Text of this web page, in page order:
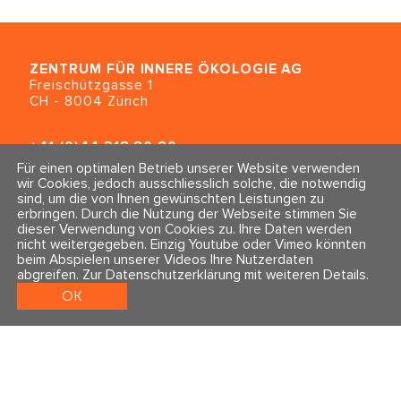
Spiegeln
Präzises Aufspüren von Veränderungen
Genaue Reflexion von emotionalen und
expressiven Zuständen
Die Fähigkeit, den Erzählungen eines
Klienten/einer Klientin auf vielen Ebenen
gleichzeitig zuhören zu können (Inhalt,
Emotion, Gestik, Beziehungsdimension,
Energetik).
Beziehungsfähigkeiten wie
Kontextualisierung, Differenzierung,
ZENTRUM FÜR INNERE ÖKOLOGIE AG
Freischützgasse 1
CH - 8004 Zürich
+41 (0)44 218 80 80
info@traumahealing.ch
info@polarity.se
Kontakt & Info
Newsletter
Impressum & Datenschutz
AGBs
Folge uns
Für einen optimalen Betrieb unserer Website verwenden
wir Cookies, jedoch ausschliesslich solche, die notwendig
sind, um die von Ihnen gewünschten Leistungen zu
erbringen. Durch die Nutzung der Webseite stimmen Sie
dieser Verwendung von Cookies zu. Ihre Daten werden
nicht weitergegeben. Einzig Youtube oder Vimeo könnten
beim Abspielen unserer Videos Ihre Nutzerdaten
abgreifen. Zur Datenschutzerklärung mit weiteren Details.
OK